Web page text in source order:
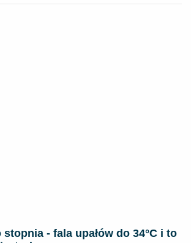
- fala upałów do 34°C i to